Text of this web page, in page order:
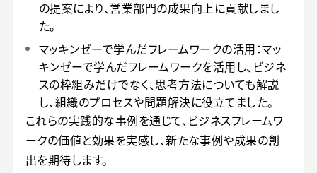
の提案により、営業部門の成果向上に貢献しまし
た。
マッキンゼーで学んだフレームワークの活用：マッ
キンゼーで学んだフレームワークを活用し、ビジネ
スの枠組みだけでなく、思考方法についても解説
し、組織のプロセスや問題解決に役立てました。
これらの実践的な事例を通じて、ビジネスフレームワ
ークの価値と効果を実感し、新たな事例や成果の創
出を期待します。